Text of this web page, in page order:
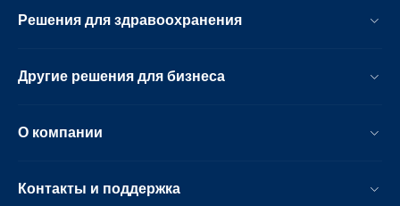
Решения для здравоохранения
Другие решения для бизнеса
О компании
Контакты и поддержка